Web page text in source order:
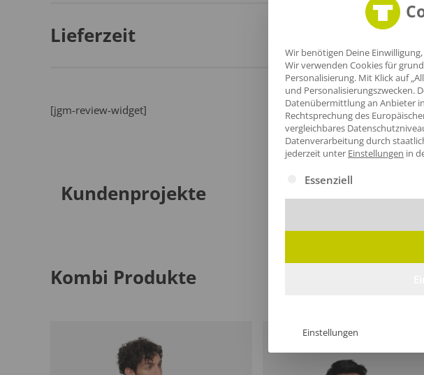
Lieferzeit
[jgm-review-widget]
Kundenprojekte
Kombi Produkte
Wir benötigen Deine
Wir verwenden Cookies für
Personalisierung. Mit Klick auf
und Personalisierungszwecken.
Datenübermittlung an Anbieter
Rechtsprechung des
vergleichbares
Datenverarbeitung durch
jederzeit unter Einstellungen in
Es folgt eine Liste der
Essenziell
Einstellungen